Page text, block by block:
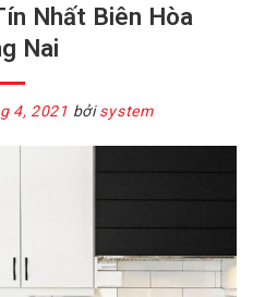
Nhất Biên Hòa
Nai
4, 2021 bởisystem